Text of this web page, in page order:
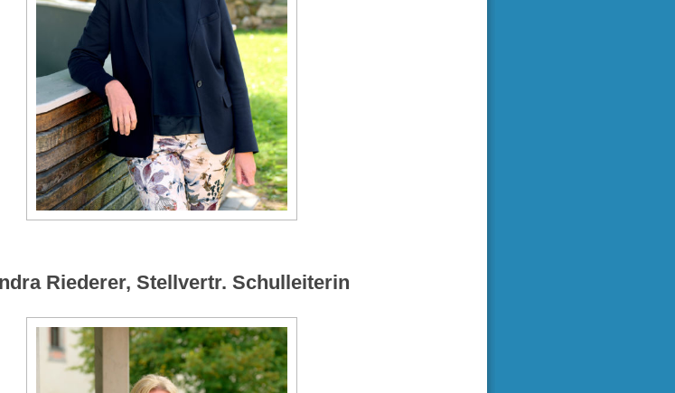
Riederer, Stellvertr. Schulleiterin